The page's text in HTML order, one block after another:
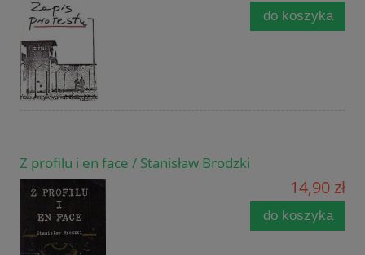
do koszyka
Z profilu i en face / Stanisław Brodzki
14,90 zł
do koszyka